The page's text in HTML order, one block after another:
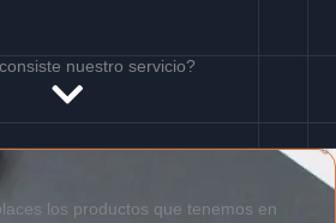
nuestro servicio?
los productos que tenemos en